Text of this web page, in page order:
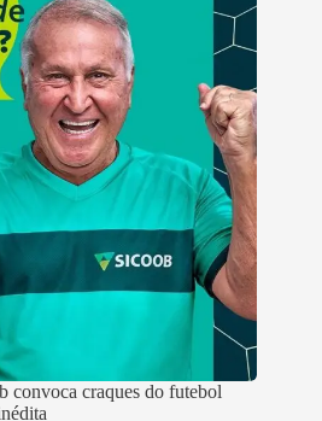
convoca craques do futebol